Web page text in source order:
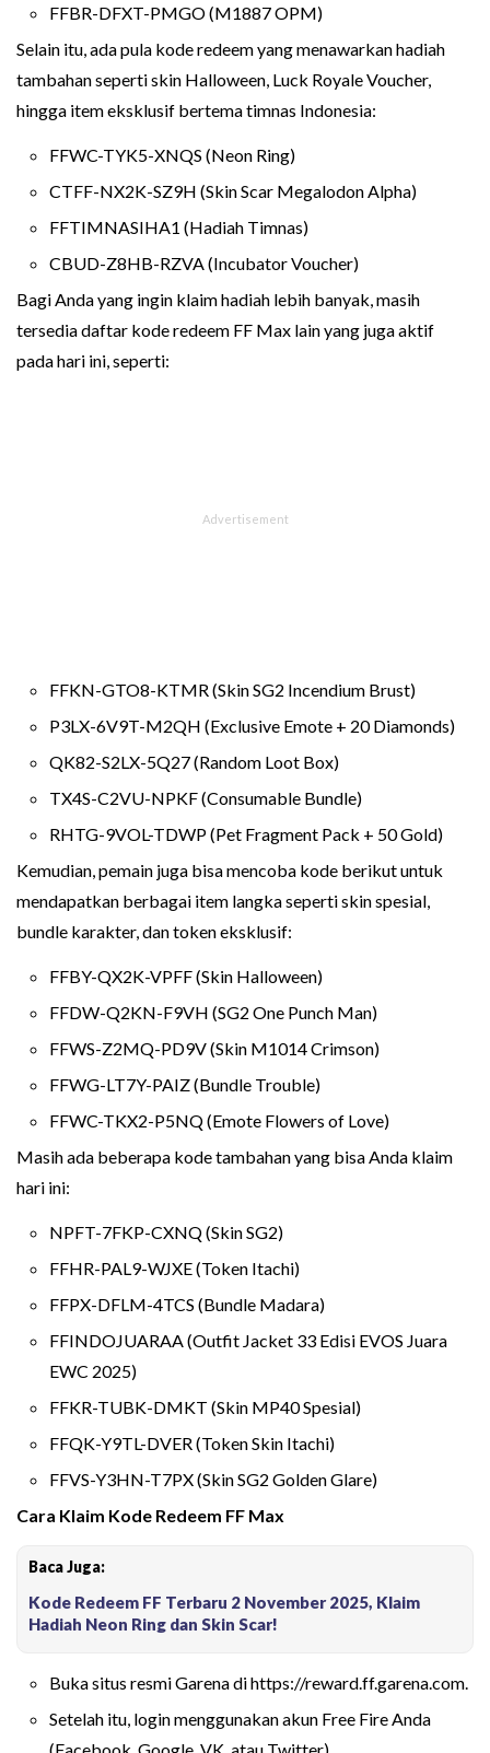
FFBR-DFXT-PMGO (M1887 OPM)
Selain itu, ada pula kode redeem yang menawarkan hadiah
tambahan seperti skin Halloween, Luck Royale Voucher,
hingga item eksklusif bertema timnas Indonesia:
FFWC-TYK5-XNQS (Neon Ring)
CTFF-NX2K-SZ9H (Skin Scar Megalodon Alpha)
FFTIMNASIHA1 (Hadiah Timnas)
CBUD-Z8HB-RZVA (Incubator Voucher)
Bagi Anda yang ingin klaim hadiah lebih banyak, masih
tersedia daftar kode redeem FF Max lain yang juga aktif
pada hari ini, seperti:
FFKN-GTO8-KTMR (Skin SG2 Incendium Brust)
P3LX-6V9T-M2QH (Exclusive Emote + 20 Diamonds)
QK82-S2LX-5Q27 (Random Loot Box)
TX4S-C2VU-NPKF (Consumable Bundle)
RHTG-9VOL-TDWP (Pet Fragment Pack + 50 Gold)
Kemudian, pemain juga bisa mencoba kode berikut untuk
mendapatkan berbagai item langka seperti skin spesial,
bundle karakter, dan token eksklusif:
FFBY-QX2K-VPFF (Skin Halloween)
FFDW-Q2KN-F9VH (SG2 One Punch Man)
FFWS-Z2MQ-PD9V (Skin M1014 Crimson)
FFWG-LT7Y-PAIZ (Bundle Trouble)
FFWC-TKX2-P5NQ (Emote Flowers of Love)
Masih ada beberapa kode tambahan yang bisa Anda klaim
hari ini:
NPFT-7FKP-CXNQ (Skin SG2)
FFHR-PAL9-WJXE (Token Itachi)
FFPX-DFLM-4TCS (Bundle Madara)
FFINDOJUARAA (Outfit Jacket 33 Edisi EVOS Juara
EWC 2025)
FFKR-TUBK-DMKT (Skin MP40 Spesial)
FFQK-Y9TL-DVER (Token Skin Itachi)
FFVS-Y3HN-T7PX (Skin SG2 Golden Glare)
Cara Klaim Kode Redeem FF Max
Baca Juga:
Kode Redeem FF Terbaru 2 November 2025, Klaim
Hadiah Neon Ring dan Skin Scar!
Buka situs resmi Garena di https://reward.ff.garena.com.
Setelah itu, login menggunakan akun Free Fire Anda